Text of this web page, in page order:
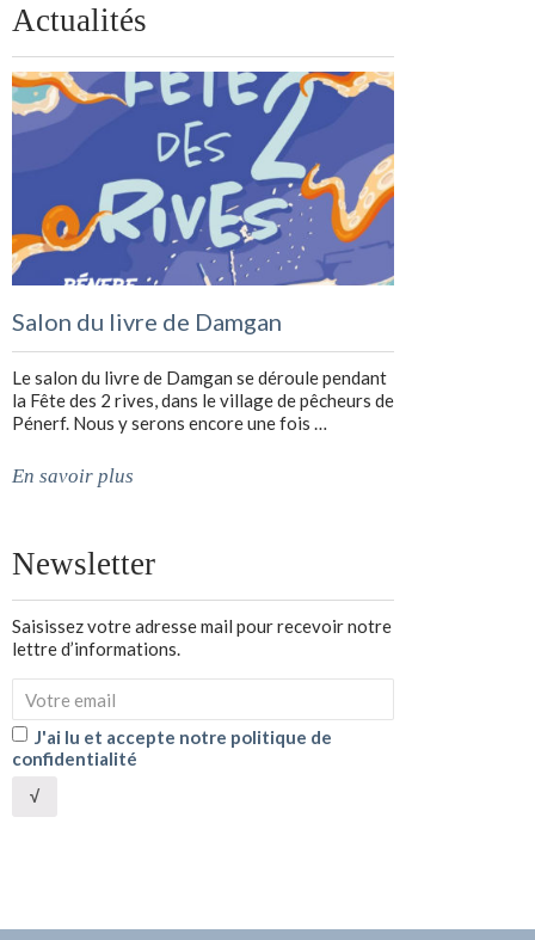
Actualités
Salon du livre de Damgan
Le salon du livre de Damgan se déroule pendant
la Fête des 2 rives, dans le village de pêcheurs de
Pénerf. Nous y serons encore une fois …
En savoir plus
Newsletter
Saisissez votre adresse mail pour recevoir notre
lettre d’informations.
J'ai lu et accepte notre politique de
confidentialité
√